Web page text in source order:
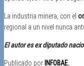
La industria minera, con el
regional a un nivel nunca
El autor es ex diputado
Publicado por INFOBAE.